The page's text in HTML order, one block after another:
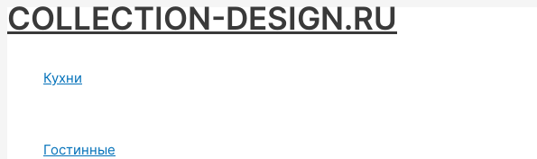
Skip
to
COLLECTION-DESIGN.RU
Кухни
Гостинные